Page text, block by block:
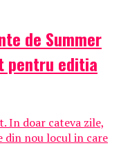
de Summer
pentru editia
In doar cateva zile,
din nou locul in care